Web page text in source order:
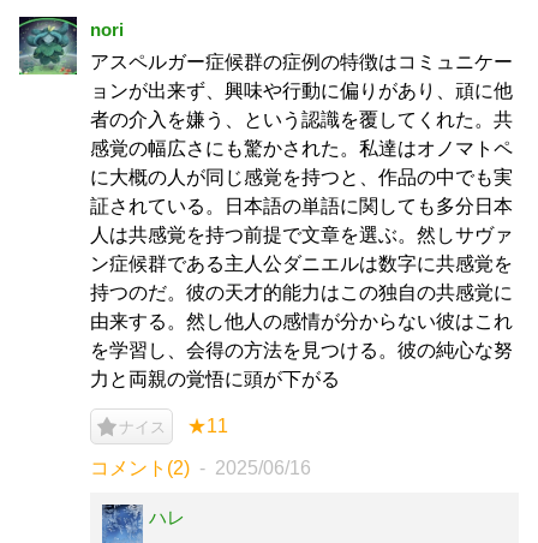
nori
アスペルガー症候群の症例の特徴はコミュニケー
ョンが出来ず、興味や行動に偏りがあり、頑に他
者の介入を嫌う、という認識を覆してくれた。共
感覚の幅広さにも驚かされた。私達はオノマトペ
に大概の人が同じ感覚を持つと、作品の中でも実
証されている。日本語の単語に関しても多分日本
人は共感覚を持つ前提で文章を選ぶ。然しサヴァ
ン症候群である主人公ダニエルは数字に共感覚を
持つのだ。彼の天才的能力はこの独自の共感覚に
由来する。然し他人の感情が分からない彼はこれ
を学習し、会得の方法を見つける。彼の純心な努
力と両親の覚悟に頭が下がる
ナイス ★11
コメント(2) 2025/06/16
ハレ